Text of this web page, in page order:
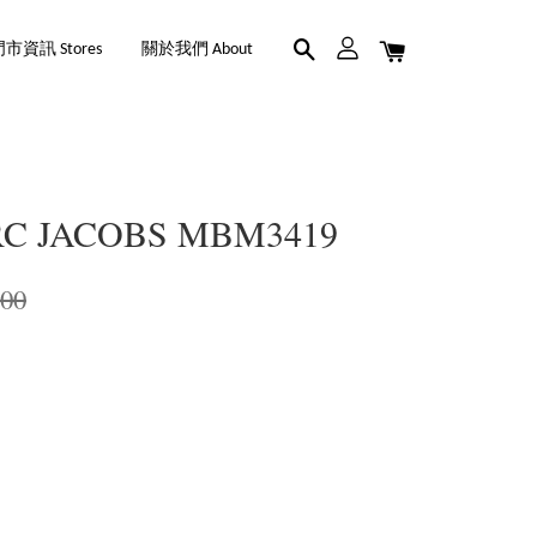
市資訊 Stores 關於我們 About
JACOBS MBM3419